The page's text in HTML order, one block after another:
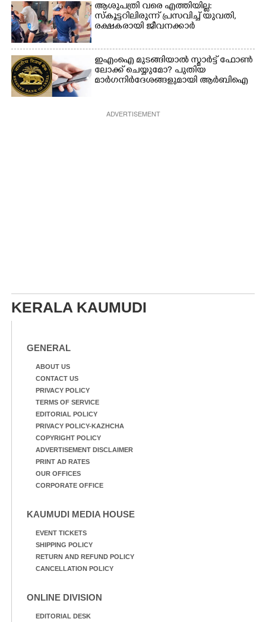
ആശുപത്രി വരെ എത്തിയില്ല:
സ്കൂട്ടറിലിരുന്ന് പ്രസവിച്ച് യുവതി,
രക്ഷകരായി ജീവനക്കാർ
ഇഎംഐ മുടങ്ങിയാൽ സ്മാർട്ട് ഫോൺ
ലോക്ക് ചെയ്യുമോ? പുതിയ
മാർഗനിർദേശങ്ങളുമായി ആർബിഐ
ADVERTISEMENT
KERALA KAUMUDI
GENERAL
ABOUT US
CONTACT US
PRIVACY POLICY
TERMS OF SERVICE
EDITORIAL POLICY
PRIVACY POLICY-KAZHCHA
COPYRIGHT POLICY
ADVERTISEMENT DISCLAIMER
PRINT AD RATES
OUR OFFICES
CORPORATE OFFICE
KAUMUDI MEDIA HOUSE
EVENT TICKETS
SHIPPING POLICY
RETURN AND REFUND POLICY
CANCELLATION POLICY
ONLINE DIVISION
EDITORIAL DESK